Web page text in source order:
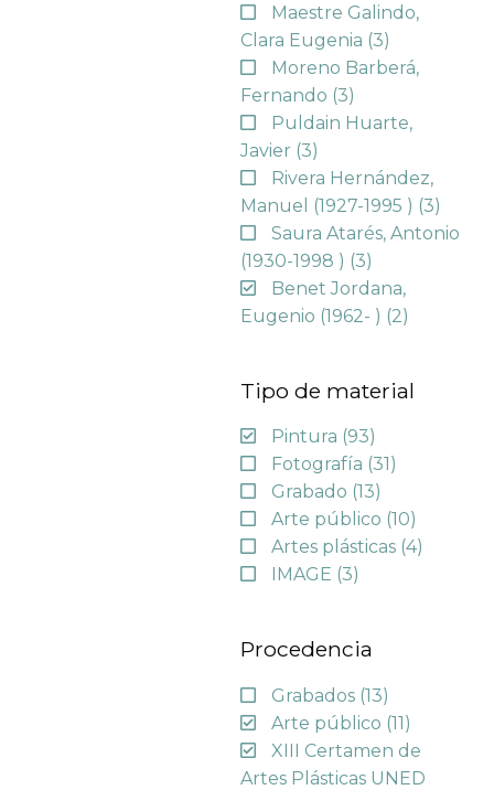
Maestre Galindo,
Clara Eugenia (3)
Moreno Barberá,
Fernando (3)
Puldain Huarte,
Javier (3)
Rivera Hernández,
Manuel (1927-1995 ) (3)
Saura Atarés, Antonio
(1930-1998 ) (3)
Benet Jordana,
Eugenio (1962- ) (2)
Tipo de material
Pintura (93)
Fotografía (31)
Grabado (13)
Arte público (10)
Artes plásticas (4)
IMAGE (3)
Procedencia
Grabados (13)
Arte público (11)
XIII Certamen de
Artes Plásticas UNED